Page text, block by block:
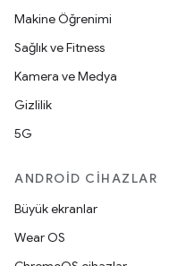
Makine Öğrenimi
Sağlık ve Fitness
Kamera ve Medya
Gizlilik
5G
ANDROID CIHAZLAR
Büyük ekranlar
Wear OS